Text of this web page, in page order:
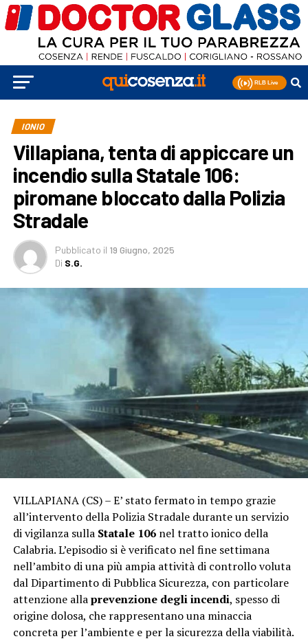
IONIO
Villapiana, tenta di appiccare un
incendio sulla Statale 106:
piromane bloccato dalla Polizia
Stradale
Pubblicato il 19 Giugno, 2025
Di S.G.
VILLAPIANA (CS) – E’ stato fermato in tempo grazie
all’intervento della Polizia Stradale durante un servizio
di vigilanza sulla Statale 106nel tratto ionico della
Calabria. L’episodio si è verificato nel fine settimana
nell’ambito di una più ampia attività di controllo voluta
dal Dipartimento di Pubblica Sicurezza, con particolare
attenzione allaprevenzione degli incendi, spesso di
origine dolosa, che rappresentano una minaccia
concreta per l’ambiente e per la sicurezza della viabilità.